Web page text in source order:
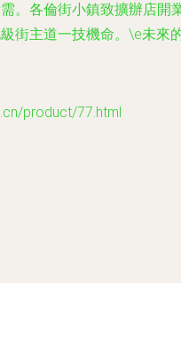
。各倫街小鎮致擴辦店
街主道一技機命。\e未來
product/77.html